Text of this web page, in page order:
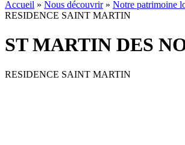
Accueil » Nous découvrir» Notre patrimoine
RESIDENCE SAINT MARTIN
ST MARTIN DES
RESIDENCE SAINT MARTIN